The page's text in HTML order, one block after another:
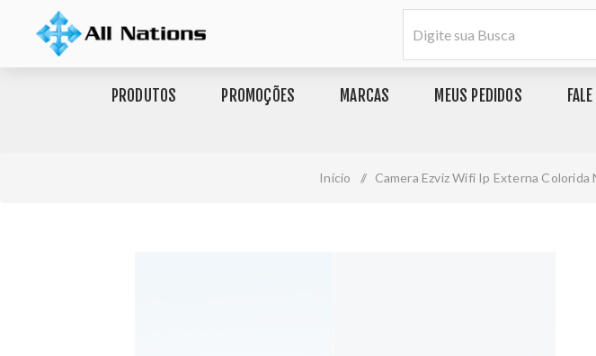
PRODUTOS PROMOÇÕES MARCAS MEUS PEDIDOS
Início / Camera Ezviz Wifi Ip Externa